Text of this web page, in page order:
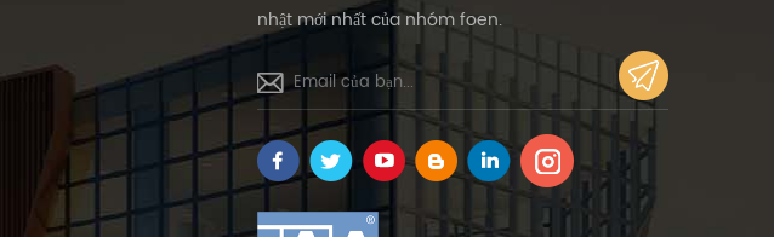
nhật mới nhất của nhóm foen.